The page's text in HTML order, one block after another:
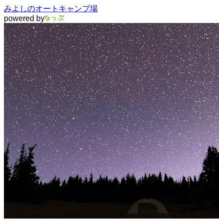
みよしのオートキャンプ場
powered by